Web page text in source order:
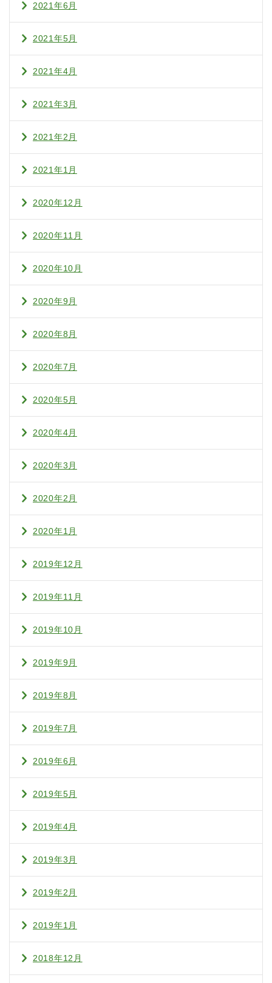
2021年6月
2021年5月
2021年4月
2021年3月
2021年2月
2021年1月
2020年12月
2020年11月
2020年10月
2020年9月
2020年8月
2020年7月
2020年5月
2020年4月
2020年3月
2020年2月
2020年1月
2019年12月
2019年11月
2019年10月
2019年9月
2019年8月
2019年7月
2019年6月
2019年5月
2019年4月
2019年3月
2019年2月
2019年1月
2018年12月